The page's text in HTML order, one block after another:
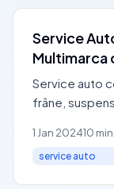
Service
Multimarca
Service auto
frâne,
1 Jan 202410
service auto